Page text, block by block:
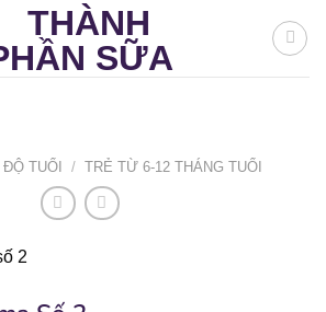
ĐỘ TUỔI / TRẺ TỪ 6-12 THÁNG TUỔI